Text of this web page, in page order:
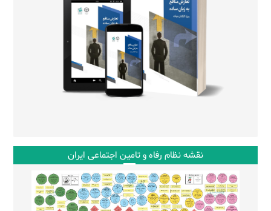
نقشه نظام رفاه و تامین اجتماعی ایران